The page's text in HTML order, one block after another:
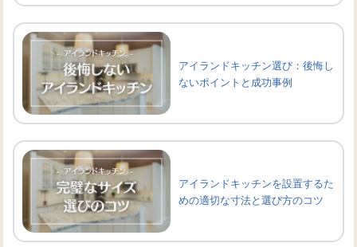
アイランドキッチン選び：後悔し
ないポイントと成功事例
アイランドキッチンを設置するた
めの適切な寸法と選び方のコツ